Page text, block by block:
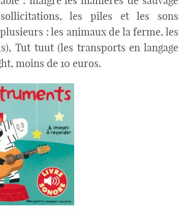
les piles et les sons
: les animaux de la ferme, les
Tut tuut (les transports en langage
moins de 10 euros.